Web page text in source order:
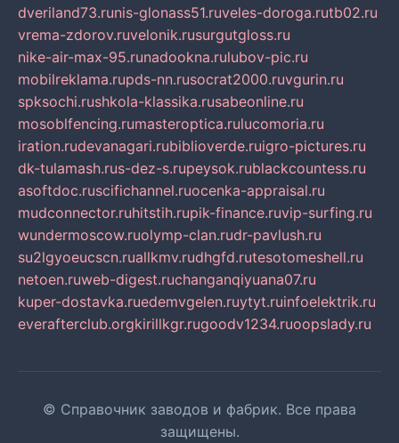
dveriland73.runis-glonass51.ruveles-doroga.rutb02.ru
vrema-zdorov.ruvelonik.rusurgutgloss.ru
nike-air-max-95.runadookna.rulubov-pic.ru
mobilreklama.rupds-nn.rusocrat2000.ruvgurin.ru
spksochi.rushkola-klassika.rusabeonline.ru
mosoblfencing.rumasteroptica.rulucomoria.ru
iration.rudevanagari.rubiblioverde.ruigro-pictures.ru
dk-tulamash.rus-dez-s.rupeysok.rublackcountess.ru
asoftdoc.ruscifichannel.ruocenka-appraisal.ru
mudconnector.ruhitstih.rupik-finance.ruvip-surfing.ru
wundermoscow.ruolymp-clan.rudr-pavlush.ru
su2lgyoeucscn.ruallkmv.rudhgfd.rutesotomeshell.ru
netoen.ruweb-digest.ruchanganqiyuana07.ru
kuper-dostavka.ruedemvgelen.ruytyt.ruinfoelektrik.ru
everafterclub.orgkirillkgr.rugoodv1234.ruoopslady.ru
© Справочник заводов и фабрик. Все права
защищены.